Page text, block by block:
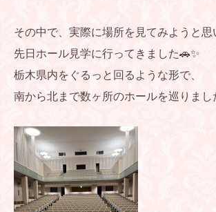
その中で、実際に場所を見てみようと思
先日ホール見学に行ってきました🚗✨
栃木県内をぐるっと回るような形で、
南から北まで数ヶ所のホールを巡りまし